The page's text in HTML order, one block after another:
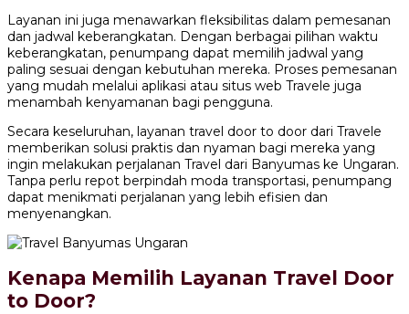
Layanan ini juga menawarkan fleksibilitas dalam pemesanan
dan jadwal keberangkatan. Dengan berbagai pilihan waktu
keberangkatan, penumpang dapat memilih jadwal yang
paling sesuai dengan kebutuhan mereka. Proses pemesanan
yang mudah melalui aplikasi atau situs web Travele juga
menambah kenyamanan bagi pengguna.
Secara keseluruhan, layanan travel door to door dari Travele
memberikan solusi praktis dan nyaman bagi mereka yang
ingin melakukan perjalanan Travel dari Banyumas ke Ungaran.
Tanpa perlu repot berpindah moda transportasi, penumpang
dapat menikmati perjalanan yang lebih efisien dan
menyenangkan.
Kenapa Memilih Layanan Travel Door
to Door?